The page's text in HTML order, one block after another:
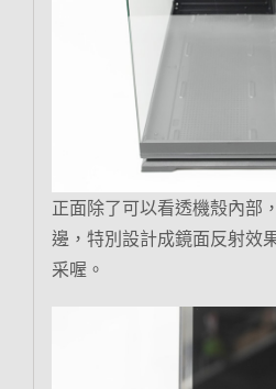
正面除了可以看透機殼內部
邊，特別設計成鏡面反射效
采喔。